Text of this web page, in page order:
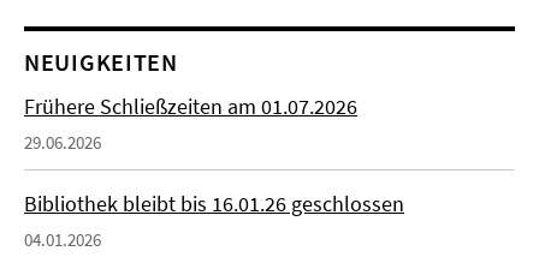
NEUIGKEITEN
Frühere Schließzeiten am 01.07.2026
29.06.2026
Bibliothek bleibt bis 16.01.26 geschlossen
04.01.2026